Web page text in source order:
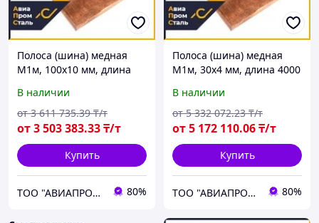
Полоса (шина) медная
М1м, 100х10 мм, длина
В наличии
от3 503 383.33₸/т
от 3 611 735.39 ₸/т
Купить
ТОО "АВИАПРОМСТАЛЬ" 80%
Полоса (шина) медная
М1м, 30х4 мм, длина 4000
В наличии
от5 172 110.06₸/т
от 5 332 072.23 ₸/т
Купить
ТОО "АВИАПРОМСТАЛЬ" 80%